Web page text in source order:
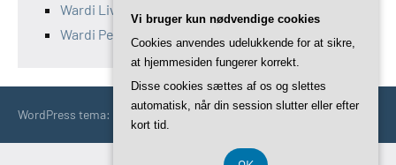
Wardi Livsstil
Wardi Penge
WordPress tema: Occasio by ThemeZee.
Vi bruger kun nødvendige cookies
Cookies anvendes udelukkende for at sikre,
at hjemmesiden fungerer korrekt.
Disse cookies sættes af os og slettes
automatisk, når din session slutter eller efter
kort tid.